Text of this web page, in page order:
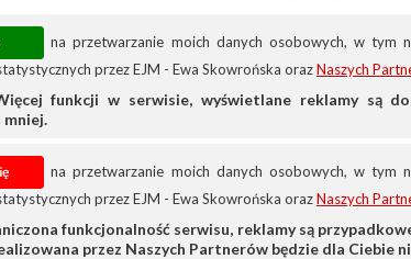
na przetwarzanie moich danych osobowych, w tym
przez EJM - Ewa Skowrońska orazNaszych
funkcji w serwisie, wyświetlane reklamy są
na przetwarzanie moich danych osobowych, w tym
przez EJM - Ewa Skowrońska orazNaszych
funkcjonalność serwisu, reklamy są
przez Naszych Partnerów będzie dla Ciebie